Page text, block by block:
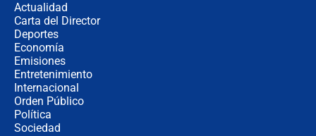
Actualidad
Carta del Director
Deportes
Economía
Emisiones
Entretenimiento
Internacional
Orden Público
Política
Sociedad